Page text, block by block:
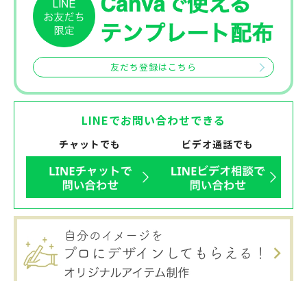
友だち登録はこちら
LINEでお問い合わせできる
チャットでも ビデオ通話でも